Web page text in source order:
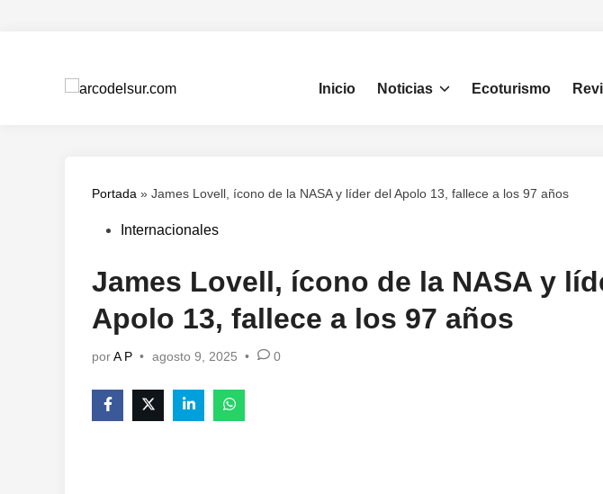
Inicio Noticias Ecoturismo
Portada » James Lovell, ícono de la NASA y líder del Apolo 13, fallece a los 97 años
Publicado
Internacionales
James Lovell, ícono de la NASA y
Apolo 13, fallece a los 97 años
porA P • agosto 9, 2025 • 0